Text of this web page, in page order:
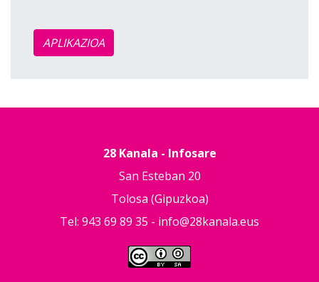
APLIKAZIOA
28 Kanala - Infosare
San Esteban 20
Tolosa (Gipuzkoa)
Tel: 943 69 89 35 - info@28kanala.eus